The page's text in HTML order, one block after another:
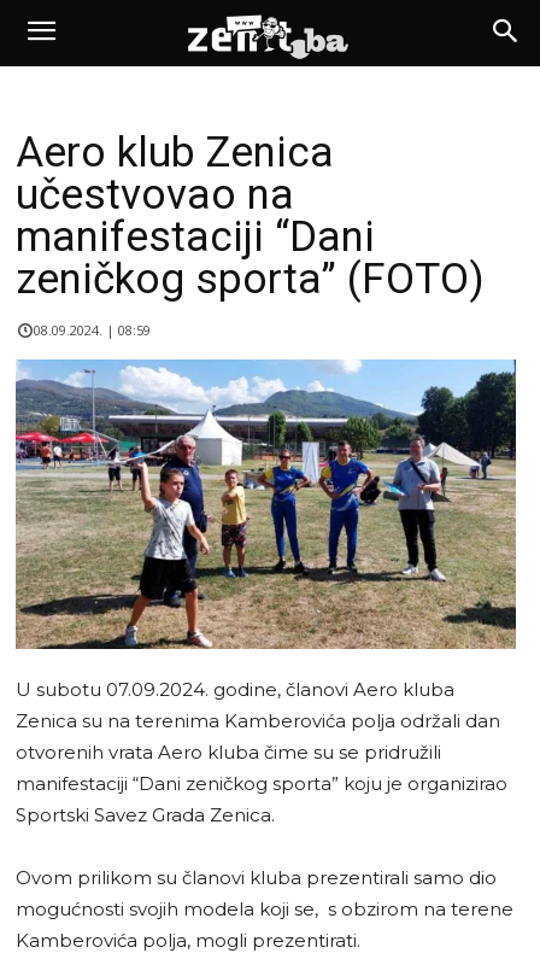
Aero klub Zenica
učestvovao na
manifestaciji “Dani
zeničkog sporta” (FOTO)
08.09.2024. | 08:59
U subotu 07.09.2024. godine, članovi Aero kluba
Zenica su na terenima Kamberovića polja održali dan
otvorenih vrata Aero kluba čime su se pridružili
manifestaciji “Dani zeničkog sporta” koju je organizirao
Sportski Savez Grada Zenica.
Ovom prilikom su članovi kluba prezentirali samo dio
mogućnosti svojih modela koji se, s obzirom na terene
Kamberovića polja, mogli prezentirati.